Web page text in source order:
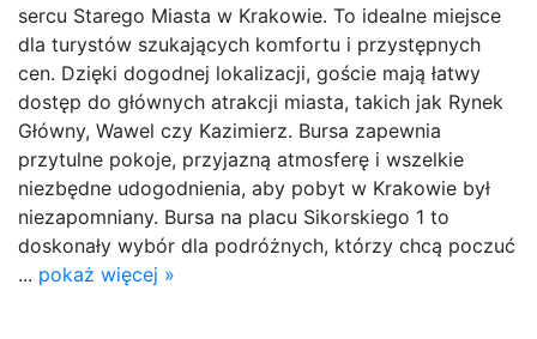
sercu Starego Miasta w Krakowie. To idealne miejsce
dla turystów szukających komfortu i przystępnych
cen. Dzięki dogodnej lokalizacji, goście mają łatwy
dostęp do głównych atrakcji miasta, takich jak Rynek
Główny, Wawel czy Kazimierz. Bursa zapewnia
przytulne pokoje, przyjazną atmosferę i wszelkie
niezbędne udogodnienia, aby pobyt w Krakowie był
niezapomniany. Bursa na placu Sikorskiego 1 to
doskonały wybór dla podróżnych, którzy chcą poczuć
... pokaż więcej »